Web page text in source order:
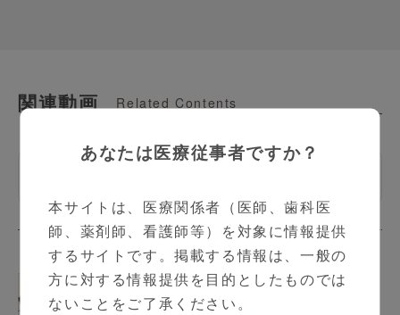
関連動画 Related Contents
第7回：陳皮
11:38
あなたは医療従事者ですか？
本サイトは、医療関係者（医師、歯科医
師、薬剤師、看護師等）を対象に情報提供
するサイトです。掲載する情報は、一般の
方に対する情報提供を目的としたものでは
ないことをご了承ください。